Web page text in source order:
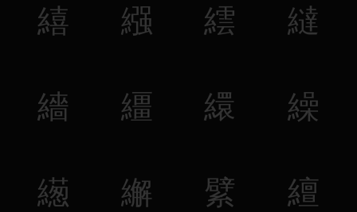
繥 繦 繧 繨
繬 繮 繯 繰
繱 繲 繴 繵